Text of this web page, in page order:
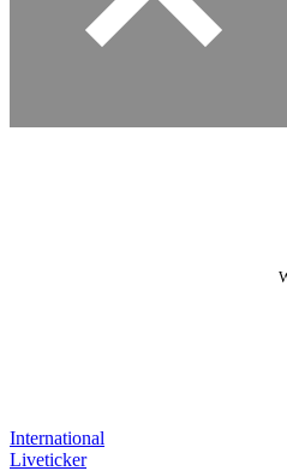
International
Liveticker